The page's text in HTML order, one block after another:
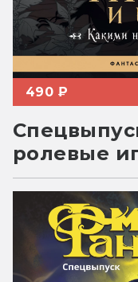
490 ₽
ролевые